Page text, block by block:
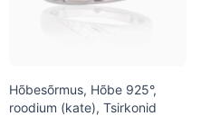
Hõbesõrmus, Hõbe 925°,
roodium (kate), Tsirkonid